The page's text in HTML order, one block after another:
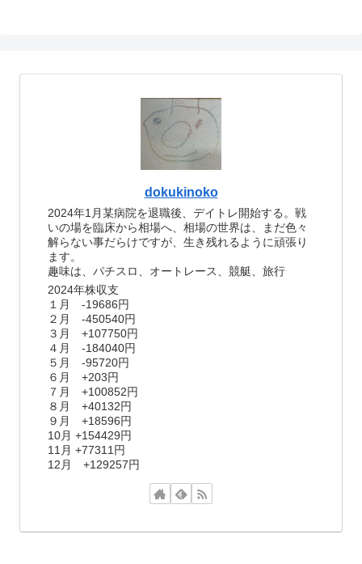
dokukinoko
2024年1月某病院を退職後、デイトレ開始する。戦
いの場を臨床から相場へ、相場の世界は、まだ色々
解らない事だらけですが、生き残れるように頑張り
ます。
趣味は、パチスロ、オートレース、競艇、旅行
2024年株収支
１月 -19686円
２月 -450540円
３月 +107750円
４月 -184040円
５月 -95720円
６月 +203円
７月 +100852円
８月 +40132円
９月 +18596円
10月 +154429円
11月 +77311円
12月 +129257円